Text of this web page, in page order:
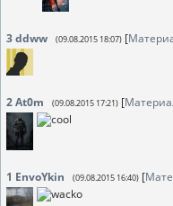
3ddww (09.08.2015 18:07) [
2At0m (09.08.2015 17:21) [
1 EnvoYkin (09.08.2015 16:40) [